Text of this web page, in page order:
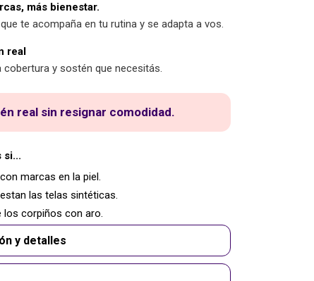
más bienestar.
te acompaña en tu rutina y se adapta a vos.
real
cobertura y sostén que necesitás.
real sin resignar comodidad.
si...
marcas en la piel.
las telas sintéticas.
los corpiños con aro.
y detalles